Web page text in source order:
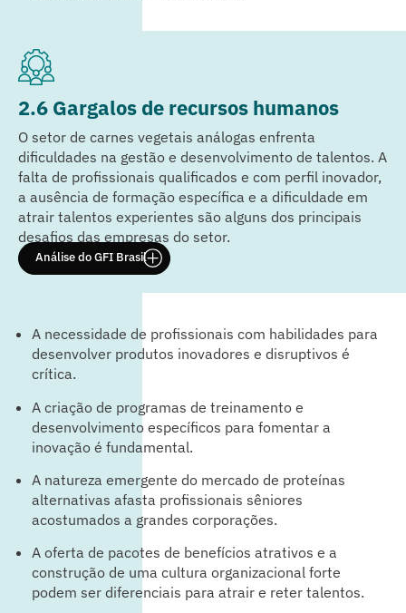
2.6 Gargalos de recursos humanos
O setor de carnes vegetais análogas enfrenta
dificuldades na gestão e desenvolvimento de talentos. A
falta de profissionais qualificados e com perfil inovador,
a ausência de formação específica e a dificuldade em
atrair talentos experientes são alguns dos principais
desafios das empresas do setor.
Análise do GFI Brasil
A necessidade de profissionais com habilidades para
desenvolver produtos inovadores e disruptivos é
crítica.
A criação de programas de treinamento e
desenvolvimento específicos para fomentar a
inovação é fundamental.
A natureza emergente do mercado de proteínas
alternativas afasta profissionais sêniores
acostumados a grandes corporações.
A oferta de pacotes de benefícios atrativos e a
construção de uma cultura organizacional forte
podem ser diferenciais para atrair e reter talentos.